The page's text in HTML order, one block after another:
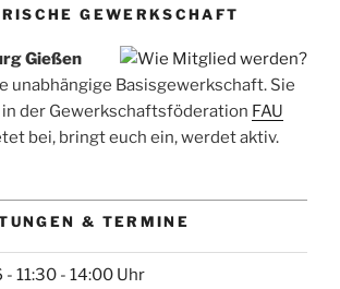
GEWERKSCHAFT
Gießen
unabhängige Basisgewerkschaft. Sie
der Gewerkschaftsföderation FAU
bei, bringt euch ein, werdet aktiv.
& TERMINE
11:30 - 14:00 Uhr